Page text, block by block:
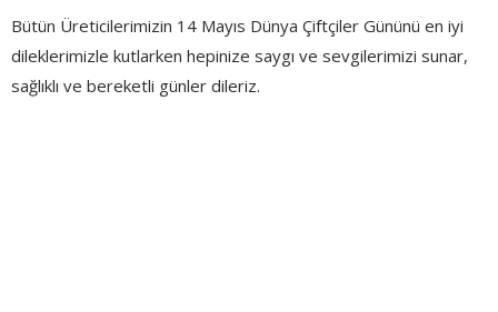
Bütün Üreticilerimizin 14 Mayıs Dünya Çiftçiler Gününü en iyi
dileklerimizle kutlarken hepinize saygı ve sevgilerimizi sunar,
sağlıklı ve bereketli günler dileriz.